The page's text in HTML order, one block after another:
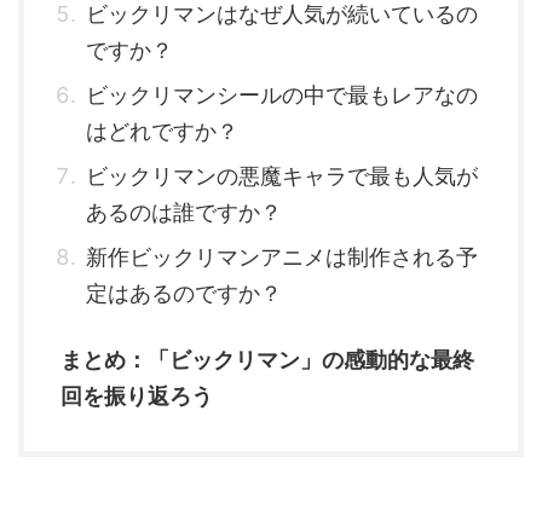
ビックリマンはなぜ人気が続いているの
ですか？
ビックリマンシールの中で最もレアなの
はどれですか？
ビックリマンの悪魔キャラで最も人気が
あるのは誰ですか？
新作ビックリマンアニメは制作される予
定はあるのですか？
まとめ：「ビックリマン」の感動的な最終
回を振り返ろう